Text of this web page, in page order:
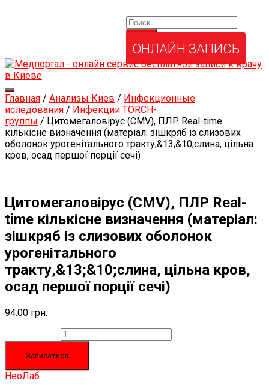
ОНЛАЙН ЗАПИСЬ
Переключить
навигацию
Главная / Анализы Киев / Инфекционные
иследования / Инфекции ТORCH-
группы / Цитомегаловірус (CMV), ПЛР Real-time
кількісне визначення (матеріал: зішкряб із слизових
оболонок урогенітального тракту,&13;&10;слина, цільна
кров, осад першої порції сечі)
Цитомегаловірус (CMV), ПЛР Real-
time кількісне визначення (матеріал:
зішкряб із слизових оболонок
урогенітального
тракту,&13;&10;слина, цільна кров,
осад першої порції сечі)
94.00 грн.
Записаться
НеоЛаб